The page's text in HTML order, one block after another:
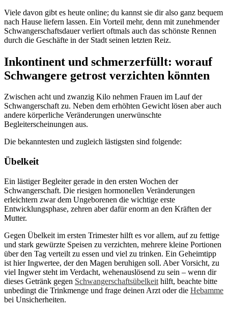
Viele davon gibt es heute online; du kannst sie dir also ganz bequem
nach Hause liefern lassen. Ein Vorteil mehr, denn mit zunehmender
Schwangerschaftsdauer verliert oftmals auch das schönste Rennen
durch die Geschäfte in der Stadt seinen letzten Reiz.
Inkontinent und schmerzerfüllt: worauf
Schwangere getrost verzichten könnten
Zwischen acht und zwanzig Kilo nehmen Frauen im Lauf der
Schwangerschaft zu. Neben dem erhöhten Gewicht lösen aber auch
andere körperliche Veränderungen unerwünschte
Begleiterscheinungen aus.
Die bekanntesten und zugleich lästigsten sind folgende:
Übelkeit
Ein lästiger Begleiter gerade in den ersten Wochen der
Schwangerschaft. Die riesigen hormonellen Veränderungen
erleichtern zwar dem Ungeborenen die wichtige erste
Entwicklungsphase, zehren aber dafür enorm an den Kräften der
Mutter.
Gegen Übelkeit im ersten Trimester hilft es vor allem, auf zu fettige
und stark gewürzte Speisen zu verzichten, mehrere kleine Portionen
über den Tag verteilt zu essen und viel zu trinken. Ein Geheimtipp
ist hier Ingwertee, der den Magen beruhigen soll. Aber Vorsicht, zu
viel Ingwer steht im Verdacht, wehenauslösend zu sein – wenn dir
dieses Getränk gegen Schwangerschaftsübelkeit hilft, beachte bitte
unbedingt die Trinkmenge und frage deinen Arzt oder die Hebamme
bei Unsicherheiten.